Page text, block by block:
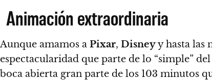
Animación extraordinaria
Aunque amamos a Pixar, Disneyy hasta las
espectacularidad que parte de lo “simple”
boca abierta gran parte de los 103 minutos